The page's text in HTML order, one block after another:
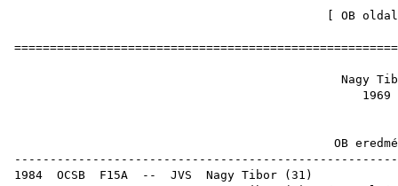
OB
Nagy
OB
1984 OCSB F15A -- JVS Nagy Tibor ( 31